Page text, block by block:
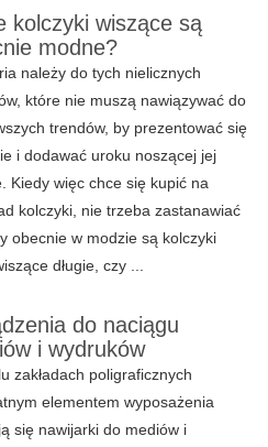
kolczyki wiszące są
modne?
należy do tych nielicznych
które nie muszą nawiązywać do
trendów, by prezentować się
i dodawać uroku noszącej jej
Kiedy więc chce się kupić na
kolczyki, nie trzeba zastanawiać
obecnie w modzie są kolczyki
długie, czy ...
do naciągu
i wydruków
zakładach poligraficznych
elementem wyposażenia
się nawijarki do mediów i